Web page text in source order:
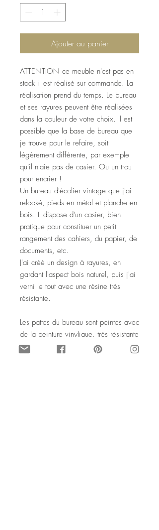
Ajouter au panier
ATTENTION ce meuble n'est pas en
stock il est réalisé sur commande. La
réalisation prend du temps. Le bureau
et ses rayures peuvent être réalisées
dans la couleur de votre choix. Il est
possible que la base de bureau que
je trouve pour le refaire, soit
légèrement différente, par exemple
qu'il n'aie pas de casier. Ou un trou
pour encrier !
Un bureau d'écolier vintage que j'ai
relooké, pieds en métal et planche en
bois. Il dispose d'un casier, bien
pratique pour constituer un petit
rangement des cahiers, du papier, de
documents, etc.
J'ai créé un design à rayures, en
gardant l'aspect bois naturel, puis j'ai
verni le tout avec une résine très
résistante.
Les pattes du bureau sont peintes avec
de la peinture vinylique, très résistante
elle aussi.